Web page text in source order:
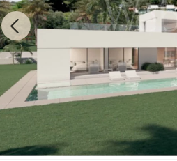
Previous